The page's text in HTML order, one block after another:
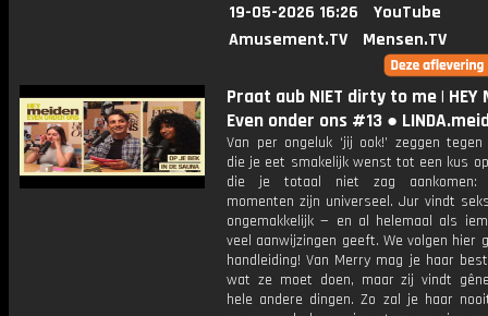
19-05-2026 16:26
YouTube
Amusement.TV
Mensen.TV
Praat aub NIET dirty to me | HEY
Even onder ons #13 ●
Van per ongeluk ‘jij ook!’ zeggen
die je eet smakelijk wenst tot een kus
die je totaal niet zag aankomen:
momenten zijn universeel. Jur vindt
ongemakkelijk — en al helemaal als
veel aanwijzingen geeft. We volgen hier
handleiding! Van Merry mag je haar
wat ze moet doen, maar zij vindt
hele andere dingen. Zo zal je haar